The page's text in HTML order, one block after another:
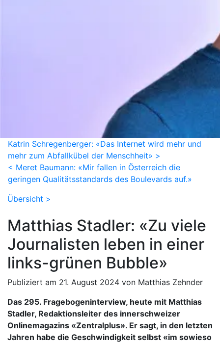
Katrin Schregenberger: «Das Internet wird mehr und
mehr zum Abfallkübel der Menschheit» >
< Meret Baumann: «Mir fallen in Österreich die
geringen Qualitätsstandards des Boulevards auf.»
Übersicht >
Matthias Stadler: «Zu viele
Journalisten leben in einer
links-grünen Bubble»
Publiziert am 21. August 2024 von Matthias Zehnder
Das 295. Fragebogeninterview, heute mit Matthias
Stadler, Redaktionsleiter des innerschweizer
Onlinemagazins «Zentralplus». Er sagt, in den letzten
Jahren habe die Geschwindigkeit selbst «im sowieso